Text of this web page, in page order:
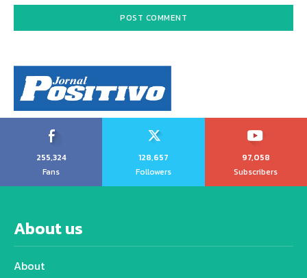
255,324
Fans
128,657
Followers
97,058
Subscribers
About us
About